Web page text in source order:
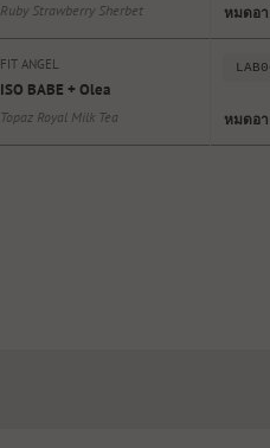
Ruby Strawberry Sherbet หมดอ
FIT ANGEL
ISO BABE + Olea
Topaz Royal Milk Tea หมดอ